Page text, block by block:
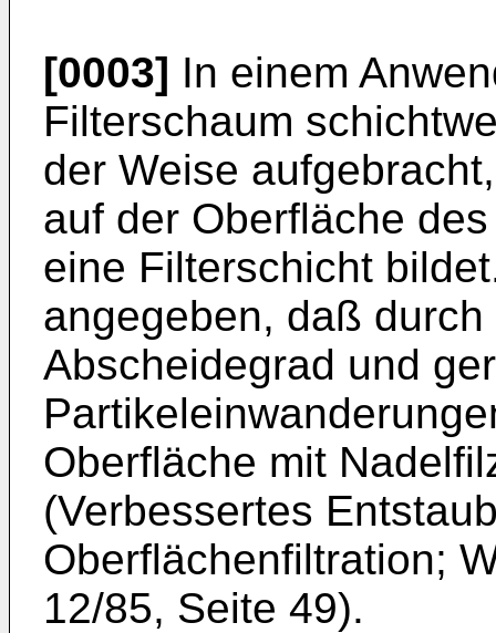
[0003] In einem
Filterschaum
der Weise
auf der Oberfläche
eine Filterschicht
angegeben, daß
Abscheidegrad und
Oberfläche mit
(Verbessertes
Oberflächenfiltration;
12/85, Seite 49).